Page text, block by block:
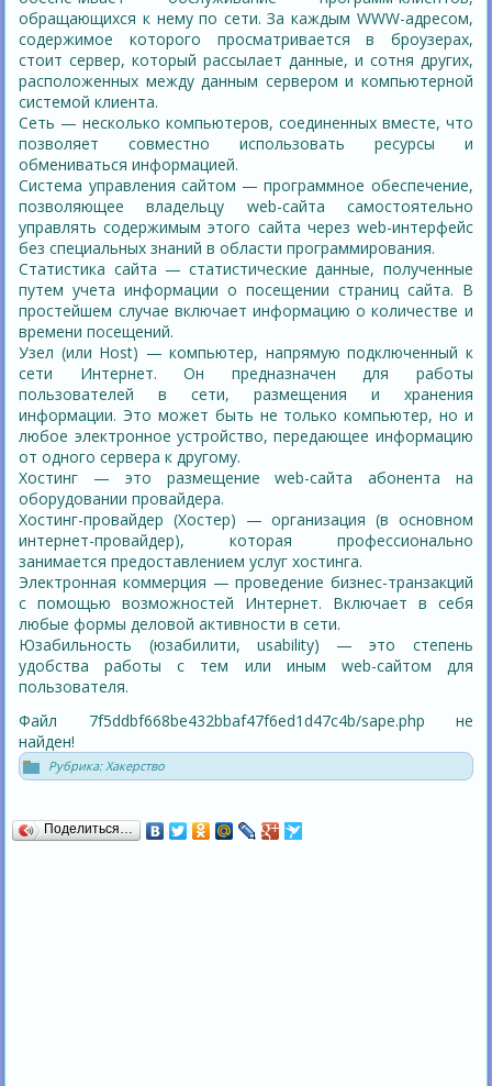
обращающихся к нему по сети. За каждым WWW-адресом,
содержимое которого просматривается в броузерах,
стоит сервер, который рассылает данные, и сотня других,
расположенных между данным сервером и компьютерной
системой клиента.
Сеть — несколько компьютеров, соединенных вместе, что
позволяет совместно использовать ресурсы и
обмениваться информацией.
Система управления сайтом — программное обеспечение,
позволяющее владельцу web-сайта самостоятельно
управлять содержимым этого сайта через web-интерфейс
без специальных знаний в области программирования.
Статистика сайта — статистические данные, полученные
путем учета информации о посещении страниц сайта. В
простейшем случае включает информацию о количестве и
времени посещений.
Узел (или Host) — компьютер, напрямую подключенный к
сети Интернет. Он предназначен для работы
пользователей в сети, размещения и хранения
информации. Это может быть не только компьютер, но и
любое электронное устройство, передающее информацию
от одного сервера к другому.
Хостинг — это размещение web-сайта абонента на
оборудовании провайдера.
Хостинг-провайдер (Хостер) — организация (в основном
интернет-провайдер), которая профессионально
занимается предоставлением услуг хостинга.
Электронная коммерция — проведение бизнес-транзакций
с помощью возможностей Интернет. Включает в себя
любые формы деловой активности в сети.
Юзабильность (юзабилити, usability) — это степень
удобства работы с тем или иным web-сайтом для
пользователя.
Файл 7f5ddbf668be432bbaf47f6ed1d47c4b/sape.php не
найден!
Рубрика: Хакерство
Поделиться…